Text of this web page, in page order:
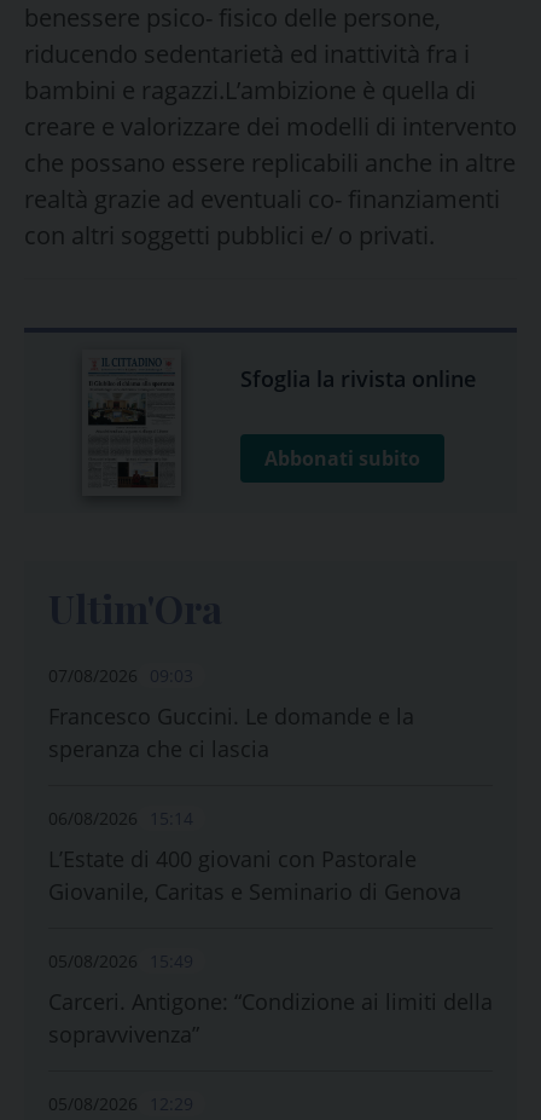
benessere psico- fisico delle persone,
riducendo sedentarietà ed inattività fra i
bambini e ragazzi.L’ambizione è quella di
creare e valorizzare dei modelli di intervento
che possano essere replicabili anche in altre
realtà grazie ad eventuali co- finanziamenti
con altri soggetti pubblici e/ o privati.
Sfoglia la rivista online
Abbonati subito
07/08/2026
Francesco Guccini. Le domande e la
speranza che ci lascia
06/08/2026
L’Estate di 400 giovani con Pastorale
Giovanile, Caritas e Seminario di Genova
05/08/2026
Carceri. Antigone: “Condizione ai limiti della
sopravvivenza”
05/08/2026